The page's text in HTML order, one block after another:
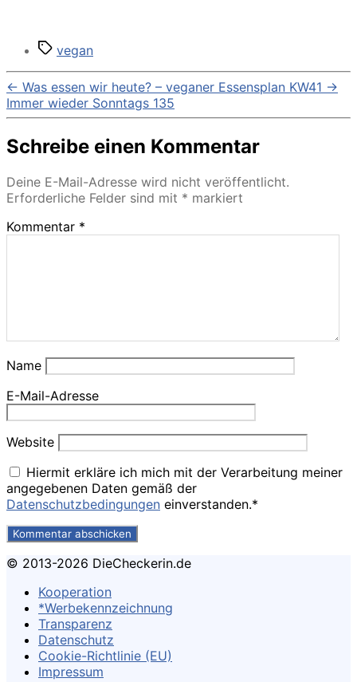
Schlagwörter
vegan
← Was essen wir heute? – veganer Essensplan KW41 →
Immer wieder Sonntags 135
Schreibe einen Kommentar
Deine E-Mail-Adresse wird nicht veröffentlicht.
Erforderliche Felder sind mit * markiert
Kommentar *
Name
E-Mail-Adresse
Website
Hiermit erkläre ich mich mit der Verarbeitung meiner
angegebenen Daten gemäß der
Datenschutzbedingungen einverstanden.*
© 2013-2026 DieCheckerin.de
Kooperation
*Werbekennzeichnung
Transparenz
Datenschutz
Cookie-Richtlinie (EU)
Impressum